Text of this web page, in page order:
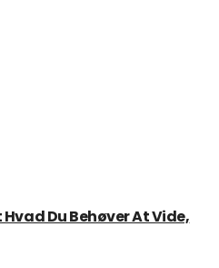
Hvad Du Behøver At Vide,